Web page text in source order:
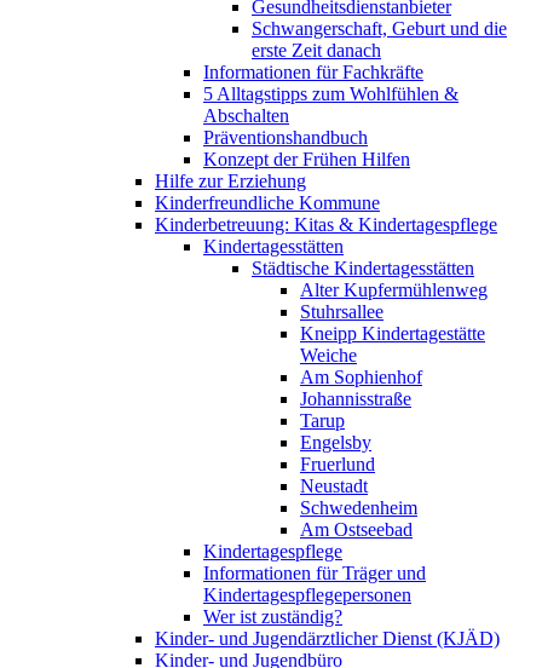
Gesundheitsdienstanbieter
Schwangerschaft, Geburt und die
erste Zeit danach
Informationen für Fachkräfte
5 Alltagstipps zum Wohlfühlen &
Abschalten
Präventionshandbuch
Konzept der Frühen Hilfen
Hilfe zur Erziehung
Kinderfreundliche Kommune
Kinderbetreuung: Kitas & Kindertagespflege
Kindertagesstätten
Städtische Kindertagesstätten
Alter Kupfermühlenweg
Stuhrsallee
Kneipp Kindertagestätte
Weiche
Am Sophienhof
Johannisstraße
Tarup
Engelsby
Fruerlund
Neustadt
Schwedenheim
Am Ostseebad
Kindertagespflege
Informationen für Träger und
Kindertagespflegepersonen
Wer ist zuständig?
Kinder- und Jugendärztlicher Dienst (KJÄD)
Kinder- und Jugendbüro